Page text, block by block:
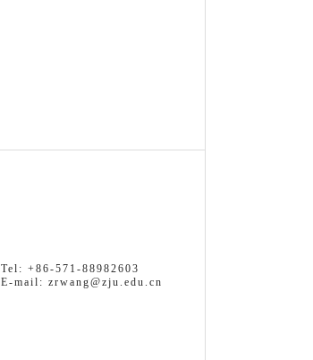
Tel: +86-571-88982603
E-mail: zrwang@zju.edu.cn